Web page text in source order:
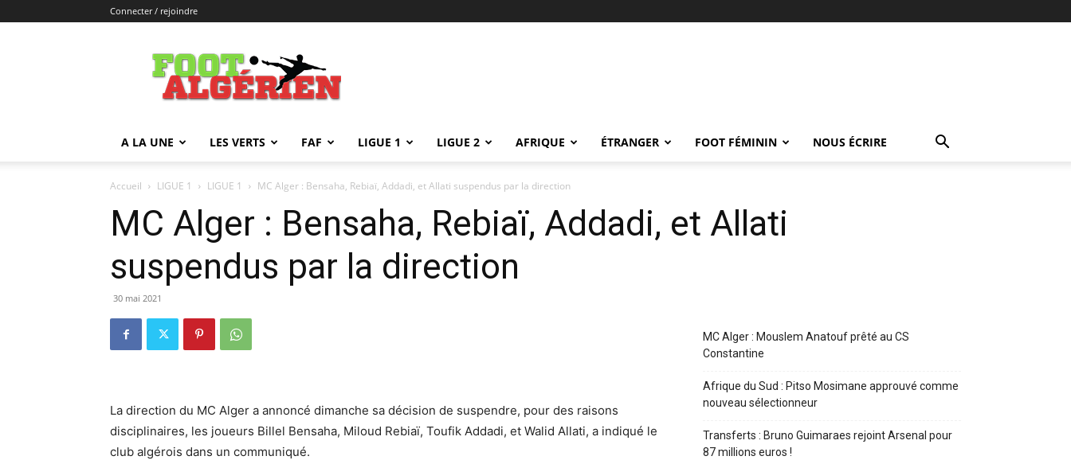
Connecter / rejoindre
FOOTALGERIEN
A LA UNE LES VERTS FAF LIGUE 1 LIGUE 2 AFRIQUE ÉTRANGER FOOT FÉMININ NOUS ÉCRIRE
Accueil LIGUE 1 LIGUE 1 MC Alger : Bensaha, Rebiaï, Addadi, et Allati suspendus par la direction
MC Alger : Bensaha, Rebiaï, Addadi, et Allati
suspendus par la direction
30 mai 2021
La direction du MC Alger a annoncé dimanche sa décision de suspendre, pour des raisons
disciplinaires, les joueurs Billel Bensaha, Miloud Rebiaï, Toufik Addadi, et Walid Allati, a indiqué le
club algérois dans un communiqué.
MC Alger : Mouslem Anatouf prêté au CS
Constantine
Afrique du Sud : Pitso Mosimane approuvé comme
nouveau sélectionneur
Transferts : Bruno Guimaraes rejoint Arsenal pour
87 millions euros !